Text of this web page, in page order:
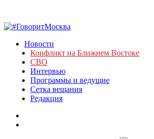
Новости
Конфликт на Ближнем Востоке
СВО
Интервью
Программы и ведущие
Сетка вещания
Редакция